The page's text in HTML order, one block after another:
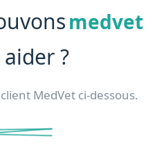
medvet
?
MedVet ci-dessous.